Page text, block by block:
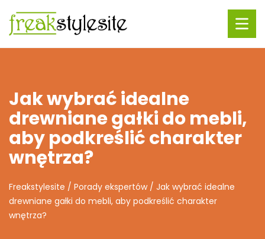
Jak wybrać idealne
drewniane gałki do mebli,
aby podkreślić charakter
wnętrza?
Freakstylesite / Porady ekspertów/ Jak wybrać idealne
drewniane gałki do mebli, aby podkreślić charakter
wnętrza?